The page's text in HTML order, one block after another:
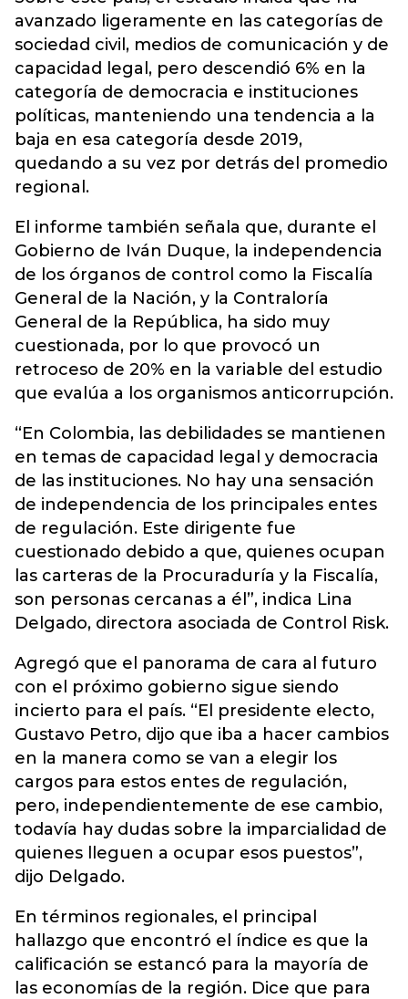
avanzado ligeramente en las categorías de
sociedad civil, medios de comunicación y de
capacidad legal, pero descendió 6% en la
categoría de democracia e instituciones
políticas, manteniendo una tendencia a la
baja en esa categoría desde 2019,
quedando a su vez por detrás del promedio
regional.
El informe también señala que, durante el
Gobierno de Iván Duque, la independencia
de los órganos de control como la Fiscalía
General de la Nación, y la Contraloría
General de la República, ha sido muy
cuestionada, por lo que provocó un
retroceso de 20% en la variable del estudio
que evalúa a los organismos anticorrupción.
“En Colombia, las debilidades se mantienen
en temas de capacidad legal y democracia
de las instituciones. No hay una sensación
de independencia de los principales entes
de regulación. Este dirigente fue
cuestionado debido a que, quienes ocupan
las carteras de la Procuraduría y la Fiscalía,
son personas cercanas a él”, indica Lina
Delgado, directora asociada de Control Risk.
Agregó que el panorama de cara al futuro
con el próximo gobierno sigue siendo
incierto para el país. “El presidente electo,
Gustavo Petro, dijo que iba a hacer cambios
en la manera como se van a elegir los
cargos para estos entes de regulación,
pero, independientemente de ese cambio,
todavía hay dudas sobre la imparcialidad de
quienes lleguen a ocupar esos puestos”,
dijo Delgado.
En términos regionales, el principal
hallazgo que encontró el índice es que la
calificación se estancó para la mayoría de
las economías de la región. Dice que para